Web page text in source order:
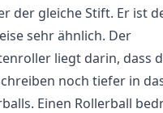
der gleicheStift. Er ist
sehr ähnlich. Der
liegt darin, dass
noch tiefer in
Einen Rollerball